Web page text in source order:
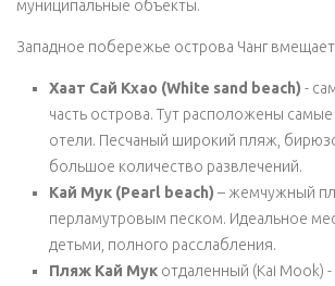
муниципальные объекты.
Западное побережье острова Чанг
Хаат Сай Кхао (White sand beach) -
часть острова. Тут расположены
отели. Песчаный широкий пляж,
большое количество развлечений.
Кай Мук (Pearl beach) – жемчужный
перламутровым песком. Идеальное
детьми, полного расслабления.
Пляж Кай Мук отдаленный (Kai Mook)